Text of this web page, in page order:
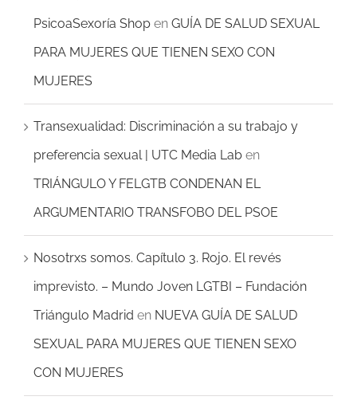
PsicoaSexoría Shop en GUÍA DE SALUD SEXUAL
PARA MUJERES QUE TIENEN SEXO CON
MUJERES
Transexualidad: Discriminación a su trabajo y
preferencia sexual | UTC Media Lab en
TRIÁNGULO Y FELGTB CONDENAN EL
ARGUMENTARIO TRANSFOBO DEL PSOE
Nosotrxs somos. Capítulo 3. Rojo. El revés
imprevisto. – Mundo Joven LGTBI – Fundación
Triángulo Madrid en NUEVA GUÍA DE SALUD
SEXUAL PARA MUJERES QUE TIENEN SEXO
CON MUJERES